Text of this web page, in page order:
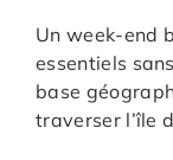
Un week-end
essentiels
base
traverser l’île